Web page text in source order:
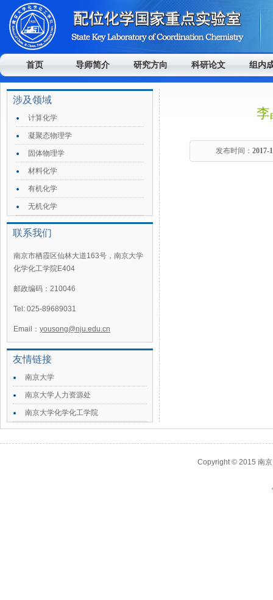
首页 导师简介 研究方向 科研论文 组内
涉及领域
计算化学
凝聚态物理学
固体物理学
材料化学
有机化学
无机化学
联系我们
南京市栖霞区仙林大道163号，南京大学
化学化工学院E404
邮政编码：210046
Tel: 025-89689031
Email： yousong@nju.edu.cn
友情链接
南京大学
南京大学人力资源处
南京大学化学化工学院
发布时间：2017-
Copyright © 2015 南